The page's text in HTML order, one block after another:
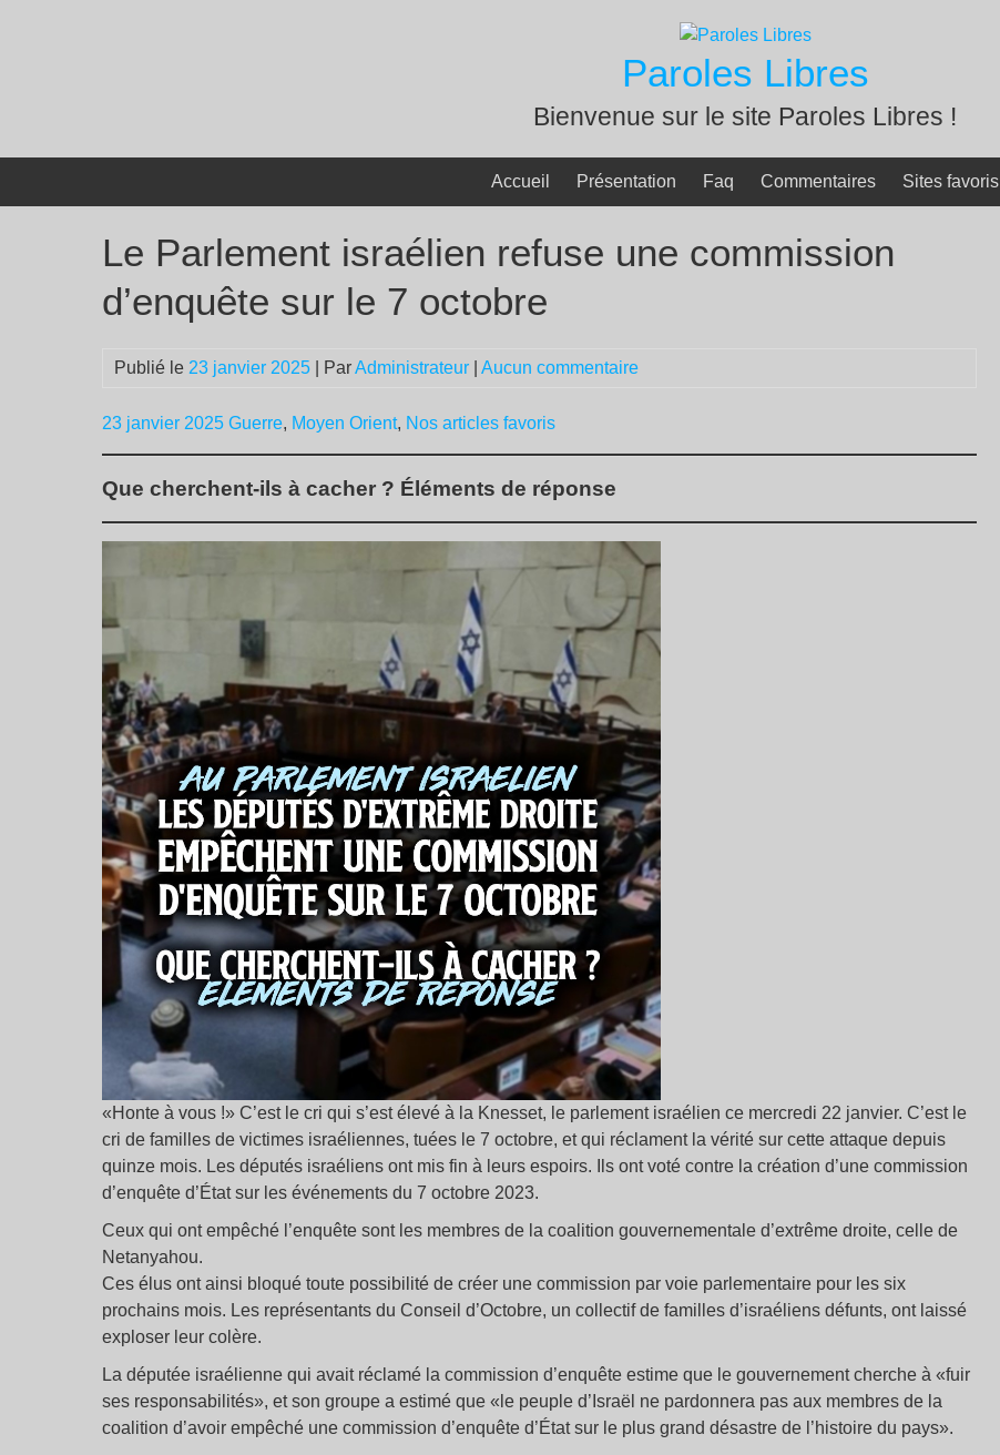
Paroles Libres
Bienvenue sur le site Paroles Libres !
Accueil Présentation Faq Commentaires Sites favoris
Le Parlement israélien refuse une commission
d’enquête sur le 7 octobre
Publié le 23 janvier 2025 | ParAdministrateur Aucun commentaire
23 janvier 2025 Guerre, Moyen Orient, Nos articles favoris
Que cherchent-ils à cacher ? Éléments de réponse
«Honte à vous !» C’est le cri qui s’est élevé à la Knesset, le parlement israélien ce mercredi 22 janvier. C’est le
cri de familles de victimes israéliennes, tuées le 7 octobre, et qui réclament la vérité sur cette attaque depuis
quinze mois. Les députés israéliens ont mis fin à leurs espoirs. Ils ont voté contre la création d’une commission
d’enquête d’État sur les événements du 7 octobre 2023.
Ceux qui ont empêché l’enquête sont les membres de la coalition gouvernementale d’extrême droite, celle de
Netanyahou.
Ces élus ont ainsi bloqué toute possibilité de créer une commission par voie parlementaire pour les six
prochains mois. Les représentants du Conseil d’Octobre, un collectif de familles d’israéliens défunts, ont laissé
exploser leur colère.
La députée israélienne qui avait réclamé la commission d’enquête estime que le gouvernement cherche à «fuir
ses responsabilités», et son groupe a estimé que «le peuple d’Israël ne pardonnera pas aux membres de la
coalition d’avoir empêché une commission d’enquête d’État sur le plus grand désastre de l’histoire du pays».